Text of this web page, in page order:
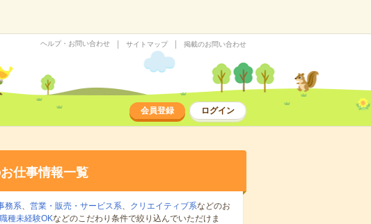
ヘルプ・お問い合わせ サイトマップ 掲載のお問い合わせ
会員登録 ログイン
仕事情報一覧
務系、 営業・販売・サービス系、 クリエイティブ系などのお
職種未経験OKなどのこだわり条件で絞り込んでいただけま